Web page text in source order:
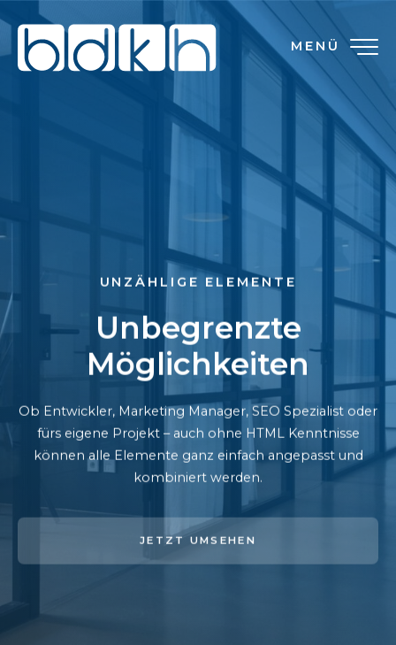
MENÜ
UNZÄHLIGE ELEMENTE
Unbegrenzte
Möglichkeiten
Ob Entwickler, Marketing Manager, SEO Spezialist oder
fürs eigene Projekt – auch ohne HTML Kenntnisse
können alle Elemente ganz einfach angepasst und
kombiniert werden.
JETZT UMSEHEN